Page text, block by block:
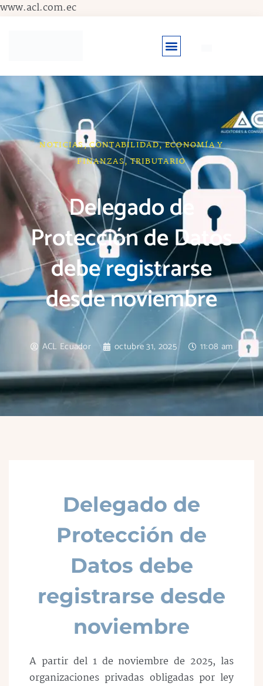
www.acl.com.ecIr
NOTICIAS,CONTABILIDAD,ECONOMÍA Y
FINANZAS,TRIBUTARIO
Delegado de
Protección de Datos
debe registrarse
desde noviembre
ACL Ecuador octubre 31, 2025 11:08 am
Delegado de
Protección de
Datos debe
registrarse desde
noviembre
A partir del 1 de noviembre de 2025, las
organizaciones privadas obligadas por ley